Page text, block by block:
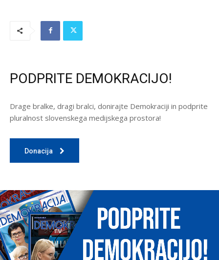
PODPRITE DEMOKRACIJO!
Drage bralke, dragi bralci, donirajte Demokraciji in podprite
pluralnost slovenskega medijskega prostora!
Donacija